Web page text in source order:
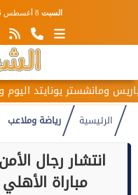
السبت
يونايتد اليوم وموعد
الرئيسية رياضة وملاعب
انتشار رجال
مباراة